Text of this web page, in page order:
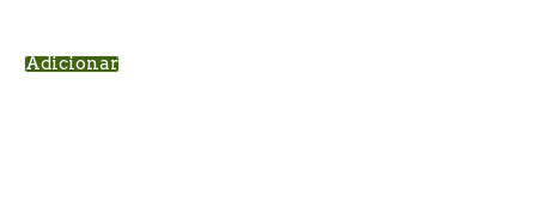
Adicionar